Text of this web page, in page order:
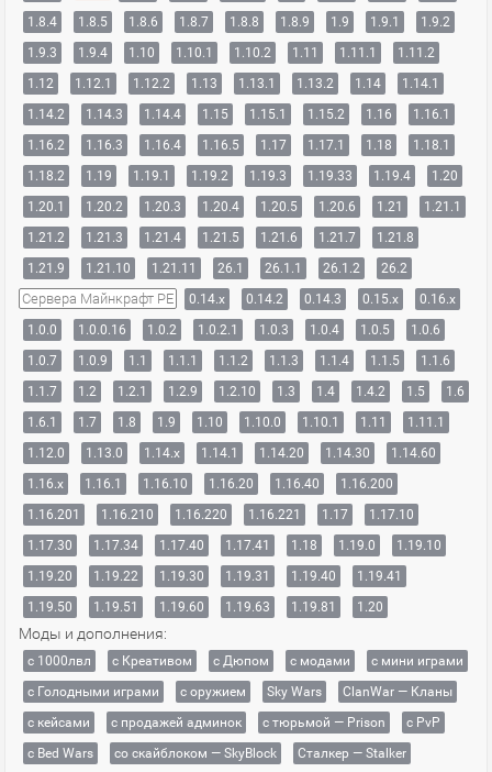
1.8.4
1.8.5 1.8.6 1.8.7 1.8.8 1.8.9 1.9 1.9.1
1.9.2
1.9.3
1.9.4 1.10 1.10.1 1.10.2 1.11 1.11.1
1.11.2
1.12
1.12.1 1.12.2 1.13 1.13.1 1.13.2 1.14
1.14.1
1.14.2
1.14.3 1.14.4 1.15 1.15.1 1.15.2 1.16
1.16.1
1.16.2
1.16.3 1.16.4 1.16.5 1.17 1.17.1 1.18
1.18.1
1.18.2
1.19 1.19.1 1.19.2 1.19.3 1.19.33 1.19.4
1.20
1.20.1
1.20.2 1.20.3 1.20.4 1.20.5 1.20.6 1.21
1.21.1
1.21.2
1.21.3 1.21.4 1.21.5 1.21.6 1.21.7
1.21.8
1.21.9
1.21.10 1.21.11 26.1 26.1.1 26.1.2 26.2
Сервера Майнкрафт PE 0.14.x 0.14.2 0.14.3 0.15.x
0.16.x
1.0.0
1.0.0.16 1.0.2 1.0.2.1 1.0.3 1.0.4 1.0.5
1.0.6
1.0.7
1.0.9 1.1 1.1.1 1.1.2 1.1.3 1.1.4 1.1.5
1.1.6
1.1.7
1.2 1.2.1 1.2.9 1.2.10 1.3 1.4 1.4.2 1.5
1.6
1.6.1
1.7 1.8 1.9 1.10 1.10.0 1.10.1 1.11
1.11.1
1.12.0
1.13.0 1.14.x 1.14.1 1.14.20 1.14.30
1.14.60
1.16.x
1.16.1 1.16.10 1.16.20 1.16.40
1.16.200
1.16.201
1.16.210 1.16.220 1.16.221 1.17
1.17.10
1.17.30
1.17.34 1.17.40 1.17.41 1.18 1.19.0
1.19.10
1.19.20
1.19.22 1.19.30 1.19.31 1.19.40
1.19.41
1.19.50
1.19.51 1.19.60 1.19.63 1.19.81 1.20
Моды и дополнения:
с 1000лвл c Креативом с Дюпом с модами
с мини играми
с Голодными играми
с оружием Sky Wars
ClanWar — Кланы
с кейсами
с продажей админок с тюрьмой — Prison
с PvP
с Bed Wars
со скайблоком — SkyBlock
Сталкер — Stalker